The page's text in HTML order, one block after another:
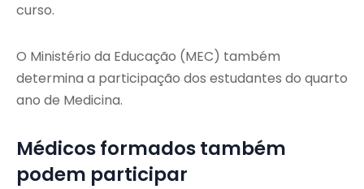
curso.
O Ministério da Educação (MEC) também
determina a participação dos estudantes do quarto
ano de Medicina.
Médicos formados também
podem participar